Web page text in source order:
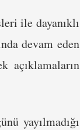
ile dayanıklı
devam eden
açıklamaların
yayılmadığı